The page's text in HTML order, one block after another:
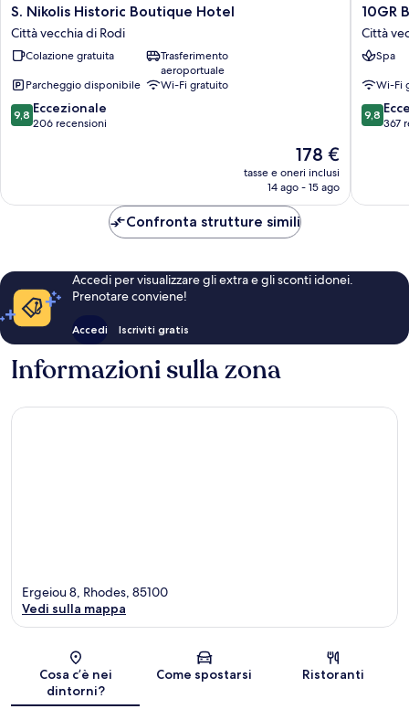
S.
Nikolis
Historic
Boutique
Città
vecchia
di
S. Nikolis Historic Boutique Hotel
Città vecchia di Rodi
Colazione gratuita
Trasferimento
aeroportuale
Parcheggio disponibile
Wi-Fi gratuito
9.8
su
9,8 Eccezionale
206 recensioni
Il
prezzo
attuale
178 €
178 €
tasse e oneri inclusi
14 ago - 15 ago
10GR
Hotel
and
Bar
Città
vecchia
10GR
Città
Spa
Wi-Fi
9.8
su
9,8
367
Confronta strutture simili
Accedi per visualizzare gli extra e gli sconti idonei.
Prenotare conviene!
Accedi Iscriviti gratis
Informazioni sulla zona
Mappa
Ergeiou 8, Rhodes, 85100
Vedi sulla mappa
Cosa c’è nei
dintorni?
Come spostarsi Ristoranti